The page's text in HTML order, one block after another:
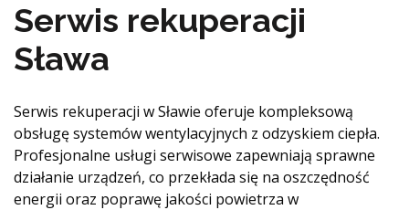
Serwis rekuperacji
Sława
Serwis rekuperacji w Sławie oferuje kompleksową
obsługę systemów wentylacyjnych z odzyskiem ciepła.
Profesjonalne usługi serwisowe zapewniają sprawne
działanie urządzeń, co przekłada się na oszczędność
energii oraz poprawę jakości powietrza w